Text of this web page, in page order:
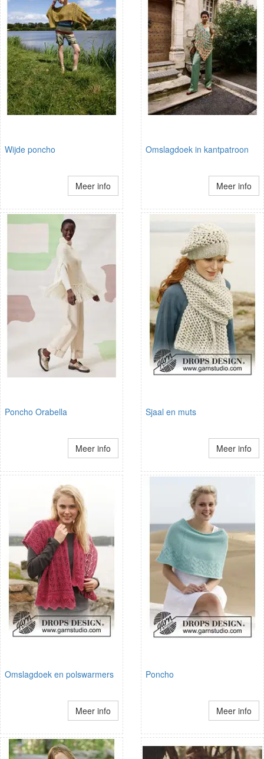
Wijde poncho
Meer info
Omslagdoek in kantpatroon
Meer info
Poncho Orabella
Meer info
Sjaal en muts
Meer info
Omslagdoek en polswarmers
Meer info
Poncho
Meer info